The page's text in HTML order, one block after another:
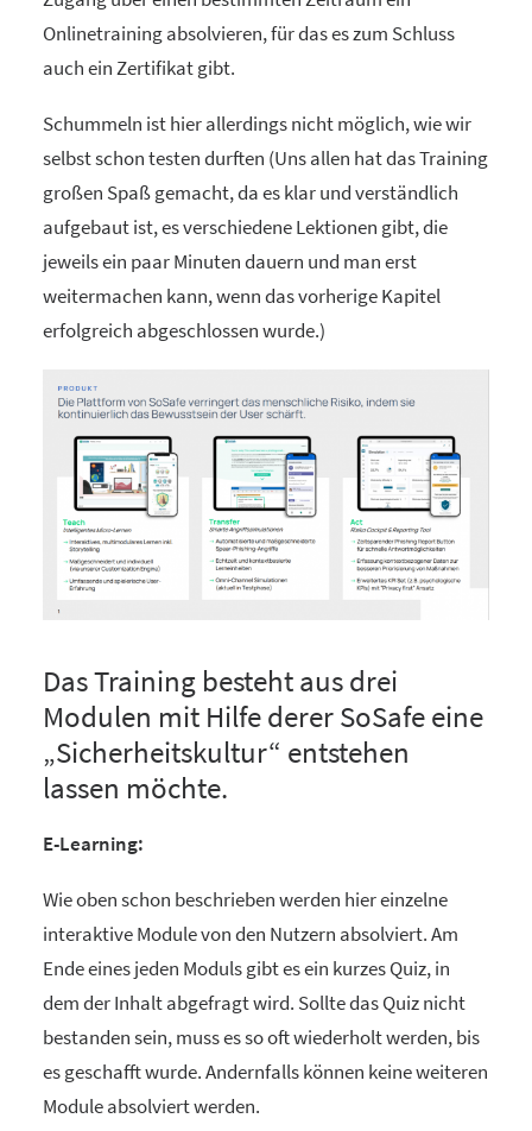
Onlinetraining absolvieren, für das es zum Schluss
auch ein Zertifikat gibt.
Schummeln ist hier allerdings nicht möglich, wie wir
selbst schon testen durften (Uns allen hat das Training
großen Spaß gemacht, da es klar und verständlich
aufgebaut ist, es verschiedene Lektionen gibt, die
jeweils ein paar Minuten dauern und man erst
weitermachen kann, wenn das vorherige Kapitel
erfolgreich abgeschlossen wurde.)
Das Training besteht aus drei
Modulen mit Hilfe derer SoSafe eine
„Sicherheitskultur“ entstehen
lassen möchte.
E-Learning:
Wie oben schon beschrieben werden hier einzelne
interaktive Module von den Nutzern absolviert. Am
Ende eines jeden Moduls gibt es ein kurzes Quiz, in
dem der Inhalt abgefragt wird. Sollte das Quiz nicht
bestanden sein, muss es so oft wiederholt werden, bis
es geschafft wurde. Andernfalls können keine weiteren
Module absolviert werden.